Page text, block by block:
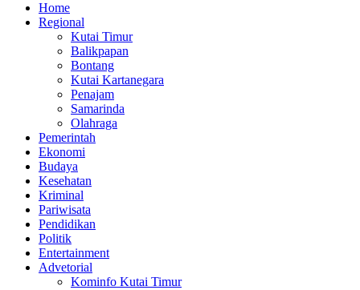
Home
Regional
Kutai Timur
Balikpapan
Bontang
Kutai Kartanegara
Penajam
Samarinda
Olahraga
Pemerintah
Ekonomi
Budaya
Kesehatan
Kriminal
Pariwisata
Pendidikan
Politik
Entertainment
Advetorial
Kominfo Kutai Timur